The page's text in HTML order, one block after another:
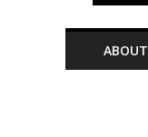
ABOUT